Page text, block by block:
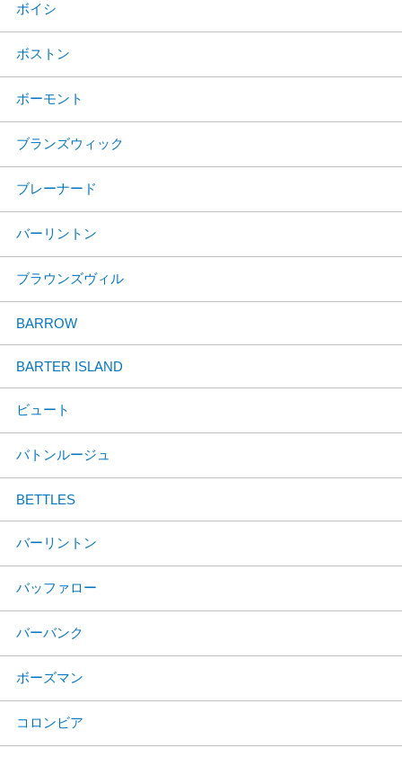
ボイシ
ボストン
ボーモント
ブランズウィック
ブレーナード
バーリントン
ブラウンズヴィル
BARROW
BARTER ISLAND
ビュート
バトンルージュ
BETTLES
バーリントン
バッファロー
バーバンク
ボーズマン
コロンビア